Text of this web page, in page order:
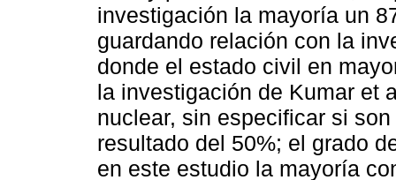
investigación la mayoría un
guardando relación con la
donde el estado civil en
la investigación de Kumar et
nuclear, sin especificar si
resultado del 50%; el grado
en este estudio la mayoría